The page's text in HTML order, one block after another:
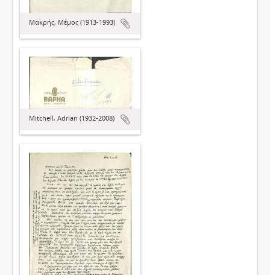
Μακρής, Μέμος (1913-1993)
Mitchell, Adrian (1932-2008)